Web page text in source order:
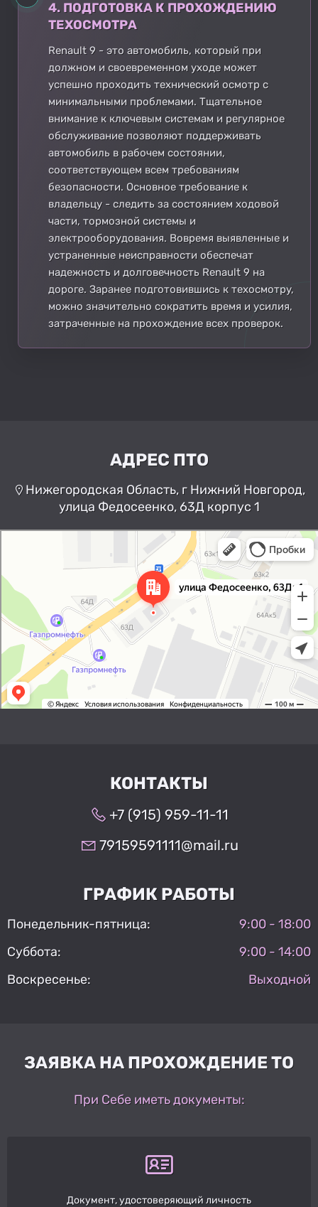
4. ПОДГОТОВКА К ПРОХОЖДЕНИЮ
ТЕХОСМОТРА
Renault 9 - это автомобиль, который при
должном и своевременном уходе может
успешно проходить технический осмотр с
минимальными проблемами. Тщательное
внимание к ключевым системам и регулярное
обслуживание позволяют поддерживать
автомобиль в рабочем состоянии,
соответствующем всем требованиям
безопасности. Основное требование к
владельцу - следить за состоянием ходовой
части, тормозной системы и
электрооборудования. Вовремя выявленные и
устраненные неисправности обеспечат
надежность и долговечность Renault 9 на
дороге. Заранее подготовившись к техосмотру,
можно значительно сократить время и усилия,
затраченные на прохождение всех проверок.
АДРЕС ПТО
Нижегородская Область, г Нижний Новгород,
улица Федосеенко, 63Д корпус 1
Нижний Новгород
Улица Федосеенко, 63Дк1 —
Яндекс Карты
КОНТАКТЫ
+7 (915) 959-11-11
79159591111@mail.ru
ГРАФИК РАБОТЫ
Понедельник-пятница:
9:00 - 18:00
Суббота:
9:00 - 14:00
Воскресенье:
Выходной
ЗАЯВКА НА ПРОХОЖДЕНИЕ ТО
При Себе иметь документы:
Документ, удостоверяющий личность